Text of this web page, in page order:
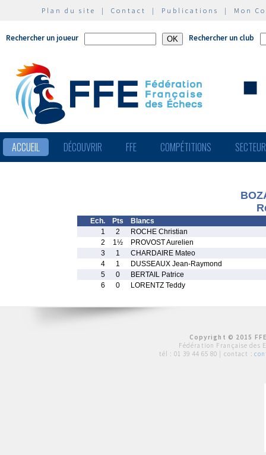
Plan du site | Contact | Publications | Mon
Rechercher un joueur Rechercher un club
ACCUEIL DÉCOUVRIR FFE COMPÉTITIONS
Ech. Pts
Blancs
1
2
ROCHE Christian
2
1½
PROVOST Aurelien
3
1
CHARDAIRE Mateo
4
1
DUSSEAUX Jean-Raymond
5
0
BERTAIL Patrice
6
0 LORENTZ Teddy
Copyright © 2015
Fédération Française des
tél : 01 39 44 65 80 | contact :